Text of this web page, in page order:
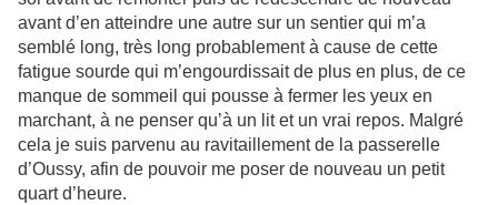
avant d’en atteindre une autre sur un sentier qui m’a
semblé long, très long probablement à cause de cette
fatigue sourde qui m’engourdissait de plus en plus, de ce
manque de sommeil qui pousse à fermer les yeux en
marchant, à ne penser qu’à un lit et un vrai repos. Malgré
cela je suis parvenu au ravitaillement de la passerelle
d’Oussy, afin de pouvoir me poser de nouveau un petit
quart d’heure.